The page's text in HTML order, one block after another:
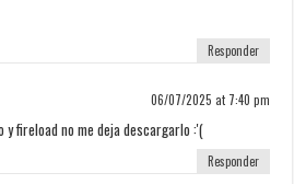
Responder
06/07/2025 at 7:40 pm
y fireload no me deja descargarlo :'(
Responder